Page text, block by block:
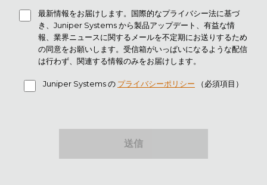
最新情報をお届けします。国際的なプライバシー法に基づ
き、Juniper Systems から製品アップデート、有益な情
報、業界ニュースに関するメールを不定期にお送りするため
の同意をお願いします。受信箱がいっぱいになるような配信
は行わず、関連する情報のみをお届けします。
Juniper Systems の プライバシーポリシー （必須項目）
送信